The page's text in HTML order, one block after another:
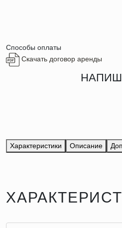
Способы оплаты
Скачать договор аренды
Характеристики Описание